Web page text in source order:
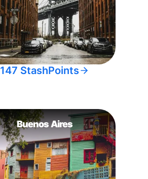
147 StashPoints
Buenos Aires